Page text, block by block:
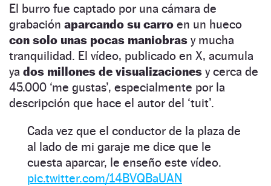
El burro fue captado por una cámara de
grabación aparcando su carro en un hueco
con solo unas pocas maniobras y mucha
tranquilidad. El vídeo, publicado en X, acumula
ya dos millones de visualizaciones y cerca de
45.000 ‘me gustas’, especialmente por la
descripción que hace el autor del ‘tuit’.
Cada vez que el conductor de la plaza de
al lado de mi garaje me dice que le
cuesta aparcar, le enseño este vídeo.
pic.twitter.com/14BVQBaUAN